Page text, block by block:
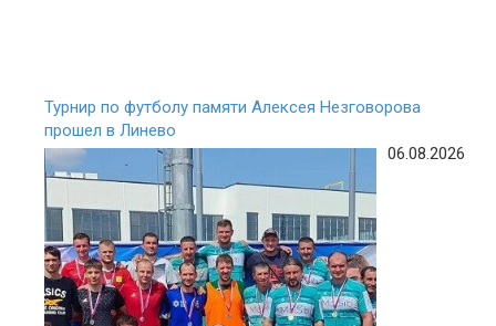
Турнир по футболу памяти Алексея Незговорова
прошел в Линево
06.08.2026